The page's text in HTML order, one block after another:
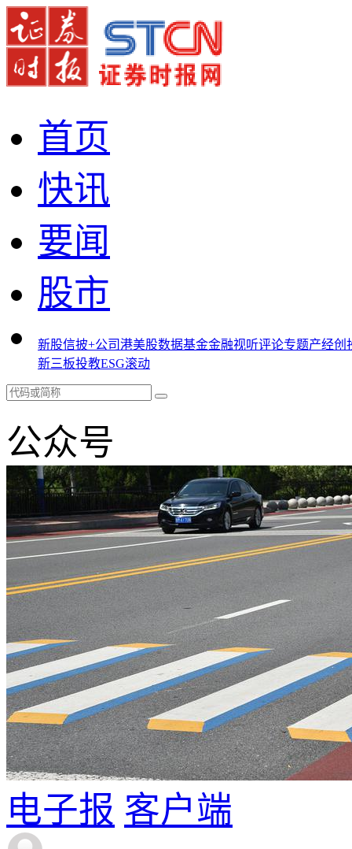
首页
快讯
要闻
股市
新股信披+公司港美股数据基金金融视听评论专题产经创
新三板投教ESG滚动
公众号
电子报 客户端